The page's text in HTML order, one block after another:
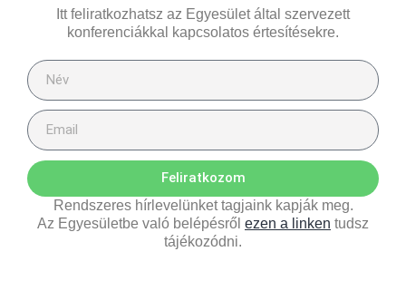
Itt feliratkozhatsz az Egyesület által szervezett
konferenciákkal kapcsolatos értesítésekre.
Feliratkozom
Rendszeres hírlevelünket tagjaink kapják meg.
Az Egyesületbe való belépésről ezen a linken tudsz
tájékozódni.